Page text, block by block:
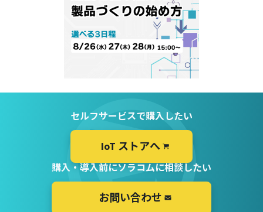
セルフサービスで購入したい
IoT ストアへ
購入・導入前にソラコムに相談したい
お問い合わせ